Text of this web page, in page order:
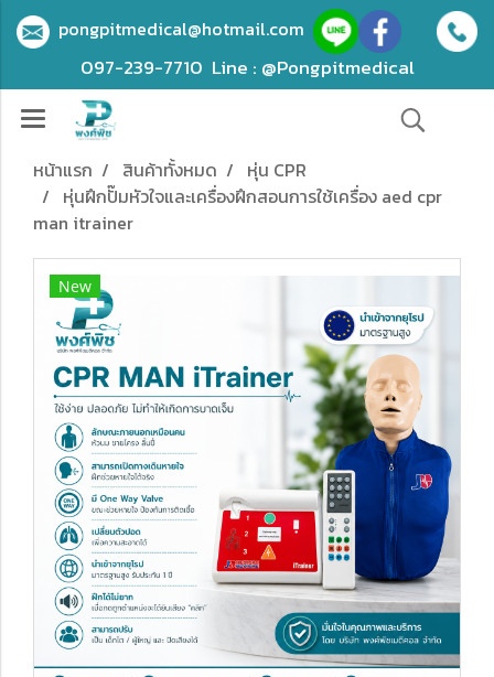
pongpitmedical@hotmail.com
097-239-7710 Line : @Pongpitmedical
หน้าแรก สินค้าทั้งหมด
หุ่น CPR
หุ่นฝึกปั๊มหัวใจและเครื่องฝึกสอนการใช้เครื่อง aed cpr
man itrainer
New